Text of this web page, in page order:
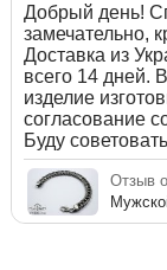
Добрый день!
замечательно,
Доставка из
всего 14 дней.
изделие
согласование
Буду
Отзыв